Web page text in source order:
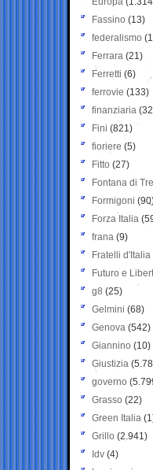
Fassino (13)
federalismo
Ferrara (21)
Ferretti (6)
ferrovie (133)
finanziaria
Fini (821)
fioriere (5)
Fitto (27)
Fontana di
Formigoni
Forza Italia
frana (9)
Fratelli d'Italia
Futuro e
g8 (25)
Gelmini (68)
Genova (542)
Giannino (10)
Giustizia
governo
Grasso (22)
Green Italia
Grillo (2.941)
Idv (4)